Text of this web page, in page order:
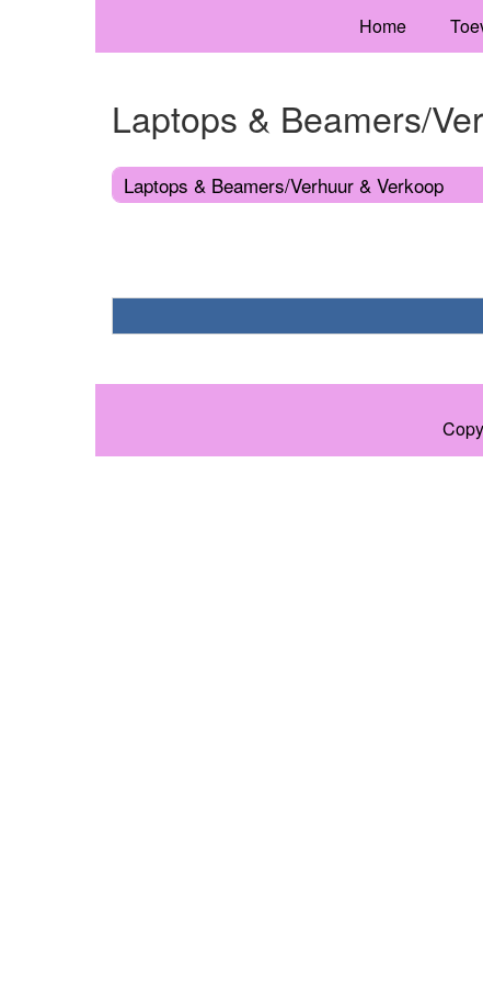
Home
Laptops & Beamers/
Laptops & Beamers/Verhuur & Verkoop